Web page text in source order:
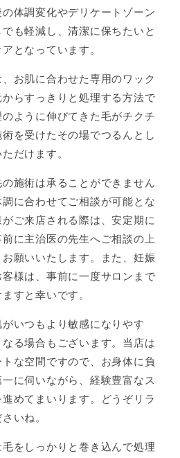
体調変化やデリケートゾーン
も軽減し、清潔に保ちたいと
となっています。
お肌に合わせた専用のワック
らすっきりと処理する方法で
ように伸びてきた毛がチクチ
を受けたその場でつるんとし
だけます。
施術は承ることができません
に合わせてご相談が可能とな
ご来店される際は、安定期に
に主治医の先生へご相談の上
願いいたします。また、妊娠
様は、事前に一度サロンまで
すと幸いです。
いつもより敏感になりやす
る場合もございます。当店は
な空間ですので、お身体に負
に伺いながら、経験豊富なス
めてまいります。どうぞリラ
いね。
をしっかりと巻き込んで処理